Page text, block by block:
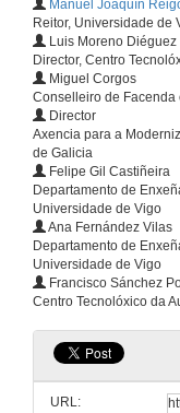
Manuel Joaquín
Reitor, Universidade de
Luis Moreno Diéguez
Director, Centro
Miguel Corgos
Conselleiro de Facenda
Director
Axencia para a
de Galicia
Felipe Gil Castiñeira
Departamento de
Universidade de Vigo
Ana Fernández Vilas
Departamento de
Universidade de Vigo
Francisco Sánchez
Centro Tecnolóxico da
URL: